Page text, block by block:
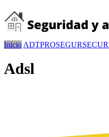
Inicio ADTPROSEGUR
Adsl